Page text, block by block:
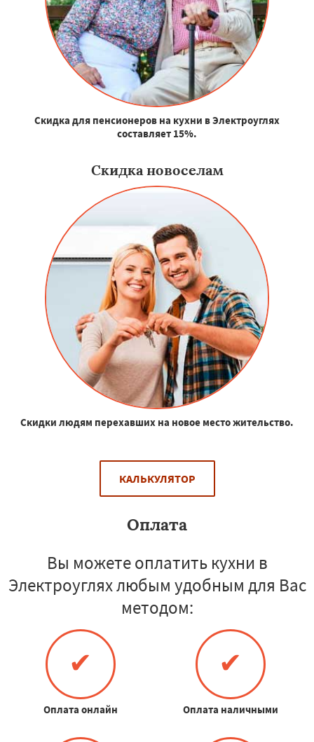
Скидка для пенсионеров на кухни в Электроуглях
составляет 15%.
Скидка новоселам
Скидки людям перехавших на новое место жительство.
КАЛЬКУЛЯТОР
Оплата
Вы можете оплатить кухни в
Электроуглях любым удобным для Вас
методом:
✔
Оплата онлайн
✔
Оплата наличными